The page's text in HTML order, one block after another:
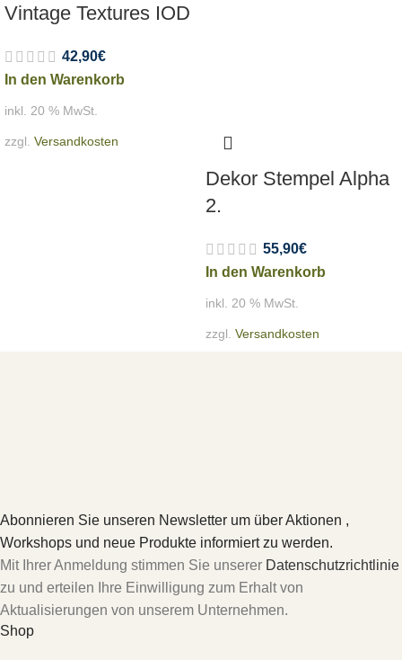
Vintage Textures IOD
42,90€
In den Warenkorb
inkl. 20 % MwSt.
zzgl. Versandkosten
Dekor Stempel Alpha
2.
55,90€
In den Warenkorb
inkl. 20 % MwSt.
zzgl. Versandkosten
Abonnieren Sie unseren Newsletter um über Aktionen ,
Workshops und neue Produkte informiert zu werden.
Mit Ihrer Anmeldung stimmen Sie unserer Datenschutzrichtlinie
zu und erteilen Ihre Einwilligung zum Erhalt von
Aktualisierungen von unserem Unternehmen.
Shop